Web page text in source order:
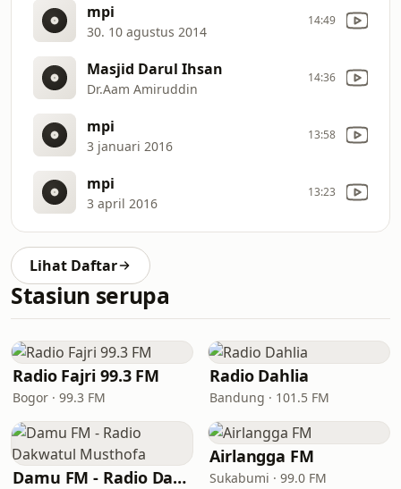
mpi
30. 10 agustus 2014
14:49
Masjid Darul Ihsan
Dr.Aam Amiruddin
14:36
mpi
3 januari 2016
13:58
mpi
3 april 2016
13:23
Lihat Daftar
Stasiun serupa
Radio Fajri 99.3 FM
Bogor · 99.3 FM
Radio Dahlia
Bandung · 101.5 FM
Damu FM - Radio Dakwatul Musthofa
Airlangga FM
Sukabumi · 99.0 FM